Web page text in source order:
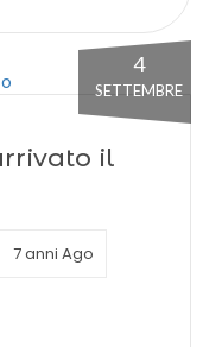
4
SETTEMBRE
il
7 anni Ago